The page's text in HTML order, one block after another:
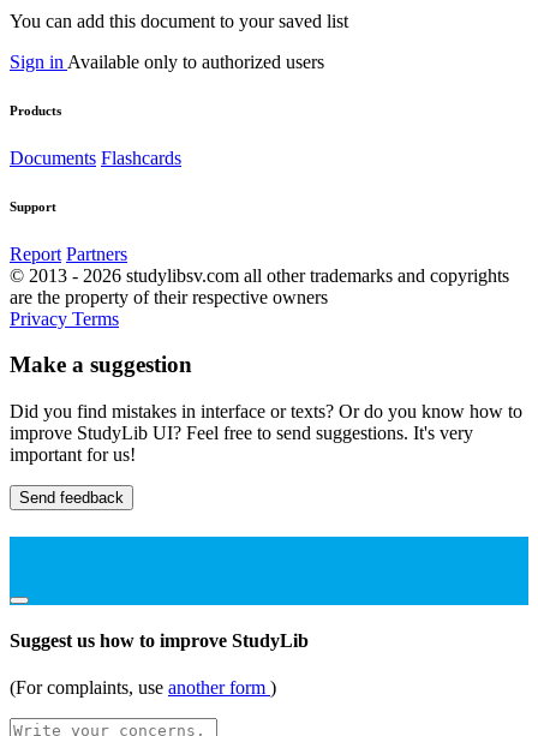
You can add this document to your saved list
Sign in Available only to authorized users
Products
Documents Flashcards
Support
Report Partners
© 2013 - 2026 studylibsv.com all other trademarks and copyrights
are the property of their respective owners
Privacy Terms
Make a suggestion
Did you find mistakes in interface or texts? Or do you know how to
improve StudyLib UI? Feel free to send suggestions. It's very
important for us!
Send feedback
Suggest us how to improve StudyLib
(For complaints, use another form )